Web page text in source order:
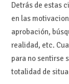
Detrás de estas
en las
aprobación,
realidad, etc.
para no sentirse
totalidad de